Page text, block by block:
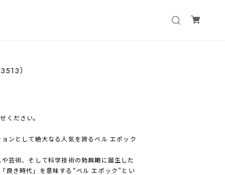
）
ください。
ンとして絶大なる人気を誇るベル エポック
芸術、そして科学技術の勃興期に誕生した
良き時代」を意味する“ベル エポック”とい